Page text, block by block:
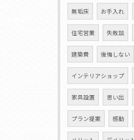
無垢床 お手入れ
住宅営業 失敗談
建築費 後悔しない
インテリアショップ
家具設置 思い出
プラン提案 感動